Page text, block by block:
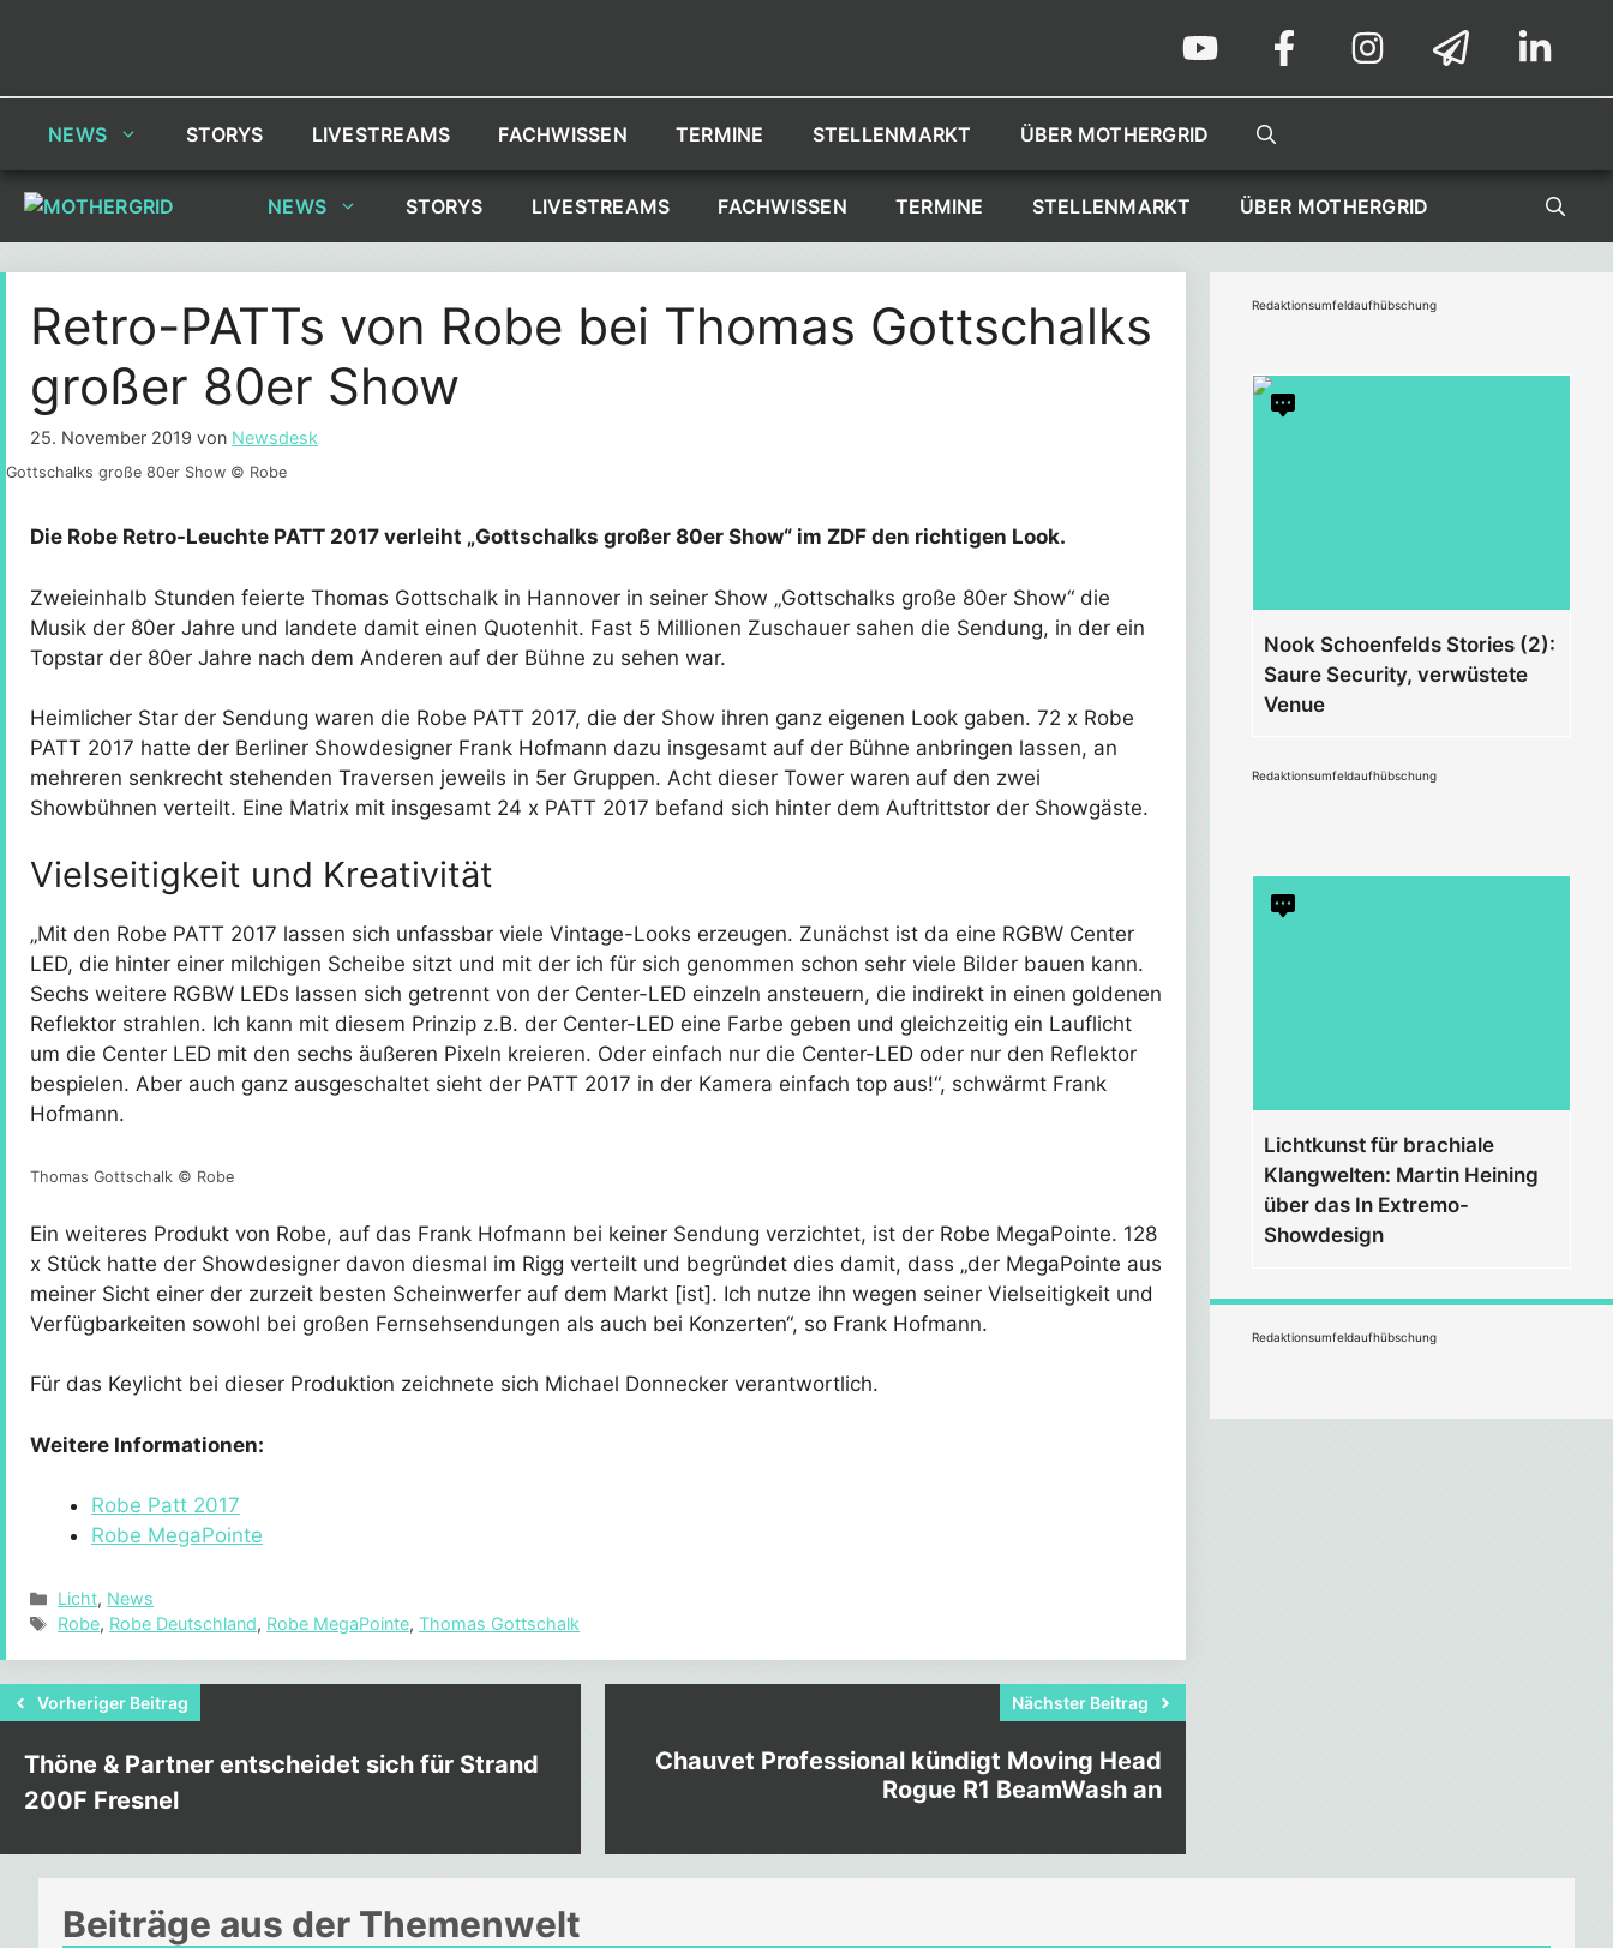
NEWS STORYS LIVESTREAMS FACHWISSEN TERMINE STELLENMARKT ÜBER MOTHERGRID
NEWS STORYS LIVESTREAMS FACHWISSEN TERMINE STELLENMARKT ÜBER MOTHERGRID
Retro-PATTs von Robe bei Thomas Gottschalks
großer 80er Show
25. November 2019 von Newsdesk
Gottschalks große 80er Show © Robe
Die Robe Retro-Leuchte PATT 2017 verleiht „Gottschalks großer 80er Show“ im ZDF den richtigen Look.
Zweieinhalb Stunden feierte Thomas Gottschalk in Hannover in seiner Show „Gottschalks große 80er Show“ die
Musik der 80er Jahre und landete damit einen Quotenhit. Fast 5 Millionen Zuschauer sahen die Sendung, in der ein
Topstar der 80er Jahre nach dem Anderen auf der Bühne zu sehen war.
Heimlicher Star der Sendung waren die Robe PATT 2017, die der Show ihren ganz eigenen Look gaben. 72 x Robe
PATT 2017 hatte der Berliner Showdesigner Frank Hofmann dazu insgesamt auf der Bühne anbringen lassen, an
mehreren senkrecht stehenden Traversen jeweils in 5er Gruppen. Acht dieser Tower waren auf den zwei
Showbühnen verteilt. Eine Matrix mit insgesamt 24 x PATT 2017 befand sich hinter dem Auftrittstor der Showgäste.
Vielseitigkeit und Kreativität
„Mit den Robe PATT 2017 lassen sich unfassbar viele Vintage-Looks erzeugen. Zunächst ist da eine RGBW Center
LED, die hinter einer milchigen Scheibe sitzt und mit der ich für sich genommen schon sehr viele Bilder bauen kann.
Sechs weitere RGBW LEDs lassen sich getrennt von der Center-LED einzeln ansteuern, die indirekt in einen goldenen
Reflektor strahlen. Ich kann mit diesem Prinzip z.B. der Center-LED eine Farbe geben und gleichzeitig ein Lauflicht
um die Center LED mit den sechs äußeren Pixeln kreieren. Oder einfach nur die Center-LED oder nur den Reflektor
bespielen. Aber auch ganz ausgeschaltet sieht der PATT 2017 in der Kamera einfach top aus!“, schwärmt Frank
Hofmann.
Thomas Gottschalk © Robe
Ein weiteres Produkt von Robe, auf das Frank Hofmann bei keiner Sendung verzichtet, ist der Robe MegaPointe. 128
x Stück hatte der Showdesigner davon diesmal im Rigg verteilt und begründet dies damit, dass „der MegaPointe aus
meiner Sicht einer der zurzeit besten Scheinwerfer auf dem Markt [ist]. Ich nutze ihn wegen seiner Vielseitigkeit und
Verfügbarkeiten sowohl bei großen Fernsehsendungen als auch bei Konzerten“, so Frank Hofmann.
Für das Keylicht bei dieser Produktion zeichnete sich Michael Donnecker verantwortlich.
Weitere Informationen:
Robe Patt 2017
Robe MegaPointe
Kategorien
Licht, News
Schlagwörter
Robe, Robe Deutschland, Robe MegaPointe,Thomas Gottschalk
Vorheriger Beitrag
Thöne & Partner entscheidet sich für Strand
200F Fresnel
Nächster Beitrag
Chauvet Professional kündigt Moving Head
Rogue R1 BeamWash an
Redaktionsumfeldaufhübschung
Nook Schoenfelds Stories (2):
Saure Security, verwüstete
Venue
Redaktionsumfeldaufhübschung
Lichtkunst für brachiale
Klangwelten: Martin Heining
über das In Extremo-
Showdesign
Redaktionsumfeldaufhübschung
Beiträge aus der Themenwelt